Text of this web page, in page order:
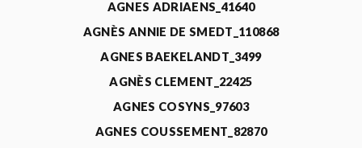
AGNES ADRIAENS_41640
AGNÈS ANNIE DE SMEDT_110868
AGNES BAEKELANDT_3499
AGNÈS CLEMENT_22425
AGNES COSYNS_97603
AGNES COUSSEMENT_82870